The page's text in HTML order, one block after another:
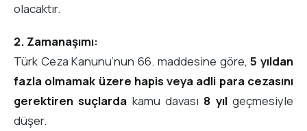
olacaktır.
2. Zamanaşımı:
Türk Ceza Kanunu’nun 66. maddesine göre,5 yıldan
fazla olmamak üzere hapis veya adli para cezasını
gerektiren suçlarda kamu davası 8 yılgeçmesiyle
düşer.